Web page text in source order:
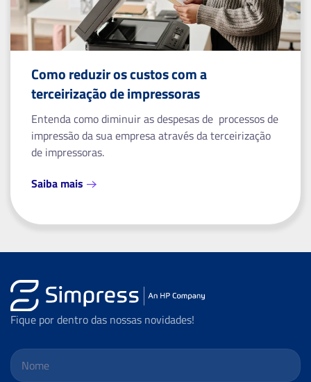
Como reduzir os custos com a
terceirização de impressoras
Entenda como diminuir as despesas de processos de
impressão da sua empresa através da terceirização
de impressoras.
Saiba mais
Fique por dentro das nossas novidades!